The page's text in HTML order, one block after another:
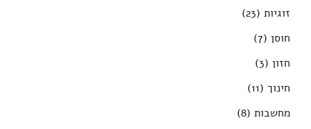
זוגיות (23)
חוסן (7)
חזון (3)
חינוך (11)
מחשבות (8)